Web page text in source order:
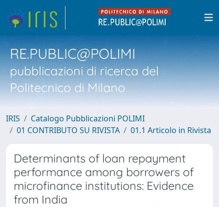
RE.PUBLIC@POLIMI
pubblicazioni di ricerca del
Politecnico di Milano
IRIS
Catalogo Pubblicazioni POLIMI
01 CONTRIBUTO SU RIVISTA
01.1 Articolo in Rivista
Determinants of loan repayment
performance among borrowers of
microfinance institutions: Evidence
from India